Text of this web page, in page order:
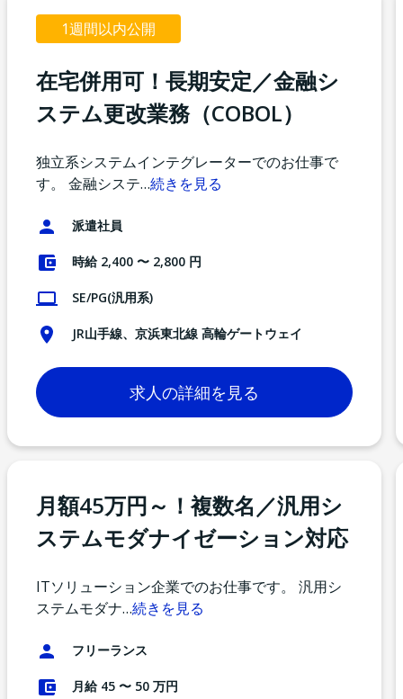
1週間以内公開
在宅併用可！長期安定／金融シ
ステム更改業務（COBOL）
独立系システムインテグレーターでのお仕事で
す。 金融システ…続きを見る
派遣社員
時給 2,400 〜 2,800 円
SE/PG(汎用系)
JR山手線、京浜東北線 高輪ゲートウェイ
求人の詳細を見る
月額45万円～！複数名／汎用シ
ステムモダナイゼーション対応
ITソリューション企業でのお仕事です。 汎用シ
ステムモダナ…続きを見る
フリーランス
月給 45 〜 50 万円